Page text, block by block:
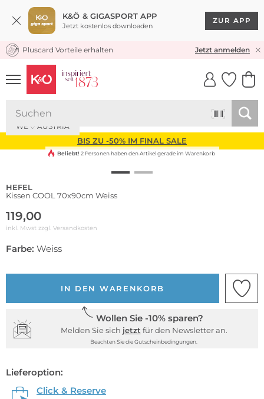
K&Ö & GIGASPORT APP
Jetzt kostenlos downloaden
ZUR APP
KOSTENLOSER VERSAND* & RÜCKVERSAND
Pluscard Vorteile erhalten Jetzt anmelden
UNSERE APP
CLICK &
BIS ZU -50% IM FINAL SALE
WE ♡ AUSTRIA
Beliebt! 2 Personen haben den Artikel gerade im Warenkorb
HEFEL
Kissen COOL 70x90cm Weiss
119,00
inkl. Mwst zzgl. Versandkosten
Farbe: Weiss
IN DEN WARENKORB
Wollen Sie -10% sparen?
Melden Sie sich jetzt für den Newsletter an.
Beachten Sie die Gutscheinbedingungen.
Lieferoption:
Click & Reserve